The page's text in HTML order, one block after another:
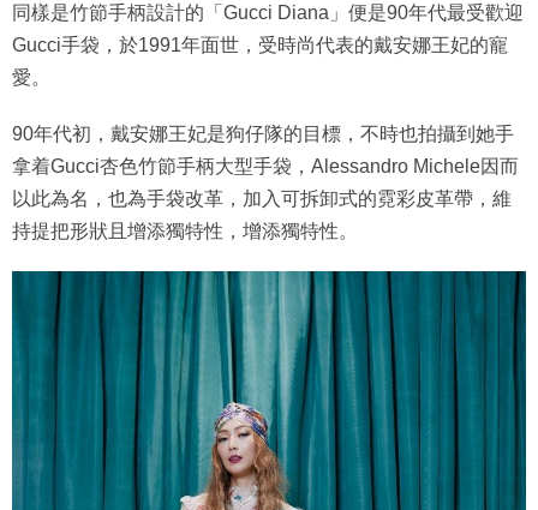
同樣是竹節手柄設計的「Gucci Diana」便是90年代最受歡迎
Gucci手袋，於1991年面世，受時尚代表的戴安娜王妃的寵
愛。
90年代初，戴安娜王妃是狗仔隊的目標，不時也拍攝到她手
拿着Gucci杏色竹節手柄大型手袋，Alessandro Michele因而
以此為名，也為手袋改革，加入可拆卸式的霓彩皮革帶，維
持提把形狀且增添獨特性，增添獨特性。